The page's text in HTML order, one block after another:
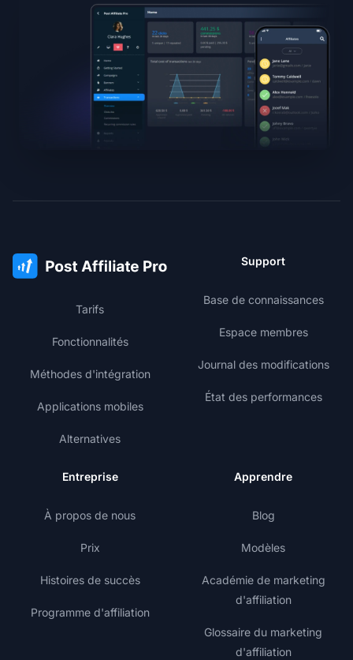
Tarifs
Fonctionnalités
Méthodes d'intégration
Applications mobiles
Alternatives
Support
Base de connaissances
Espace membres
Journal des modifications
État des performances
Entreprise
À propos de nous
Prix
Histoires de succès
Programme d'affiliation
Apprendre
Blog
Modèles
Académie de marketing
d'affiliation
Glossaire du marketing
d'affiliation